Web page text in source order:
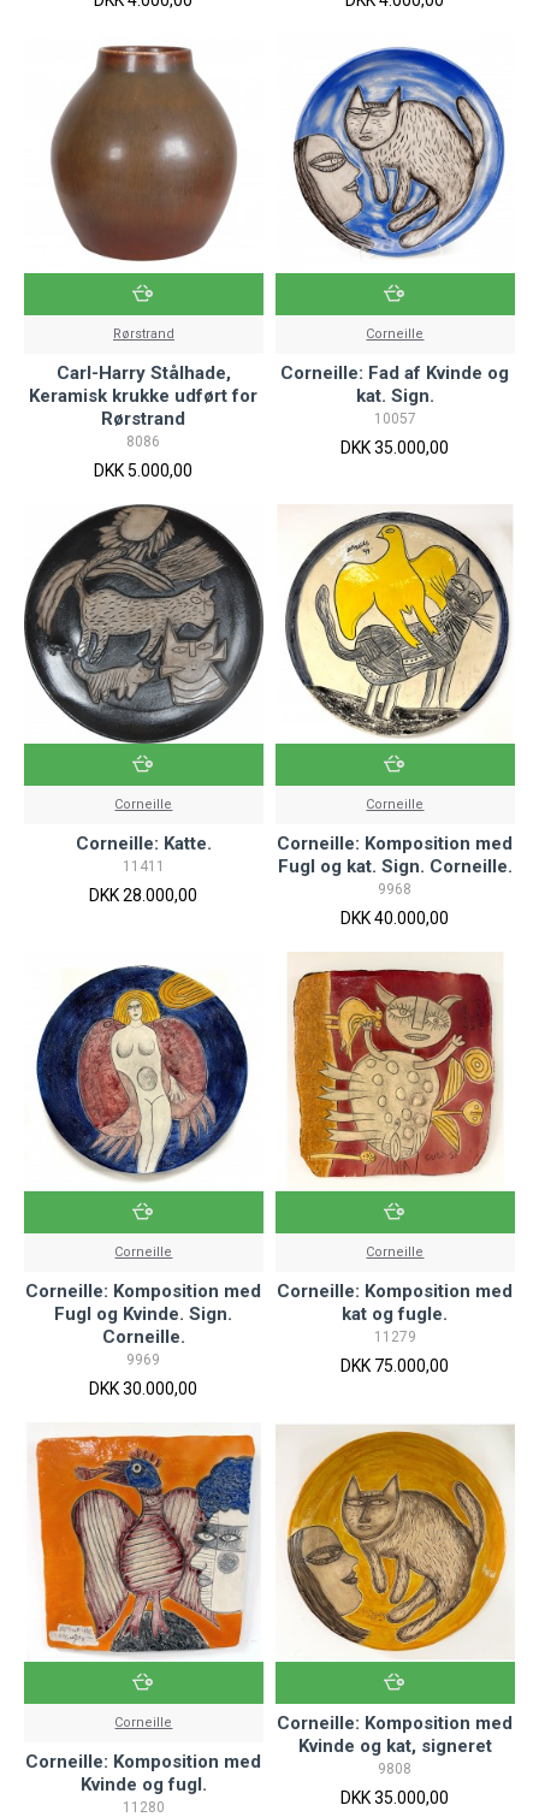
Rørstrand
Carl-Harry Stålhade,
Keramisk krukke udført for
Rørstrand
8086
DKK 5.000,00
Corneille
Corneille: Fad af Kvinde og
kat. Sign.
10057
DKK 35.000,00
Corneille
Corneille: Katte.
11411
DKK 28.000,00
Corneille
Corneille: Komposition med
Fugl og kat. Sign. Corneille.
9968
DKK 40.000,00
Corneille
Corneille: Komposition med
Fugl og Kvinde. Sign.
Corneille.
9969
DKK 30.000,00
Corneille
Corneille: Komposition med
kat og fugle.
11279
DKK 75.000,00
Corneille
Corneille: Komposition med
Kvinde og fugl.
11280
Corneille: Komposition med
Kvinde og kat, signeret
9808
DKK 35.000,00